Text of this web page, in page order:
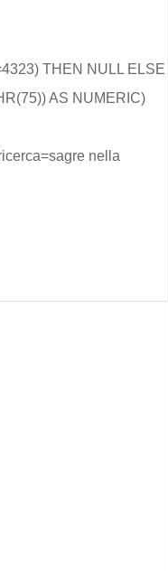
THEN NULL ELSE
AS NUMERIC)
nella